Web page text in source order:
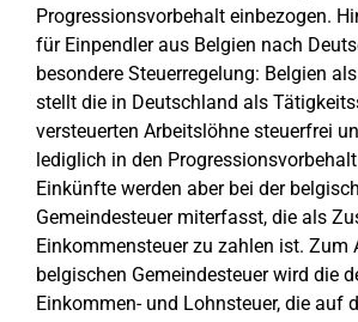
Progressionsvorbehalt einbezogen.
für Einpendler aus Belgien nach
besondere Steuerregelung: Belgien
stellt die in Deutschland als
versteuerten Arbeitslöhne steuerfrei
lediglich in den
Einkünfte werden aber bei der
Gemeindesteuer miterfasst, die als
Einkommensteuer zu zahlen ist. Zum
belgischen Gemeindesteuer wird die
Einkommen- und Lohnsteuer, die auf